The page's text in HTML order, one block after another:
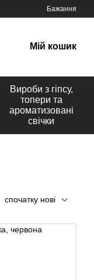
Бажання
Мій кошик
Вироби з гіпсу,
топери та
ароматизовані
свічки
спочатку нові